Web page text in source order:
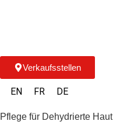
Verkaufsstellen
EN FR DE
Pflege für Dehydrierte Haut